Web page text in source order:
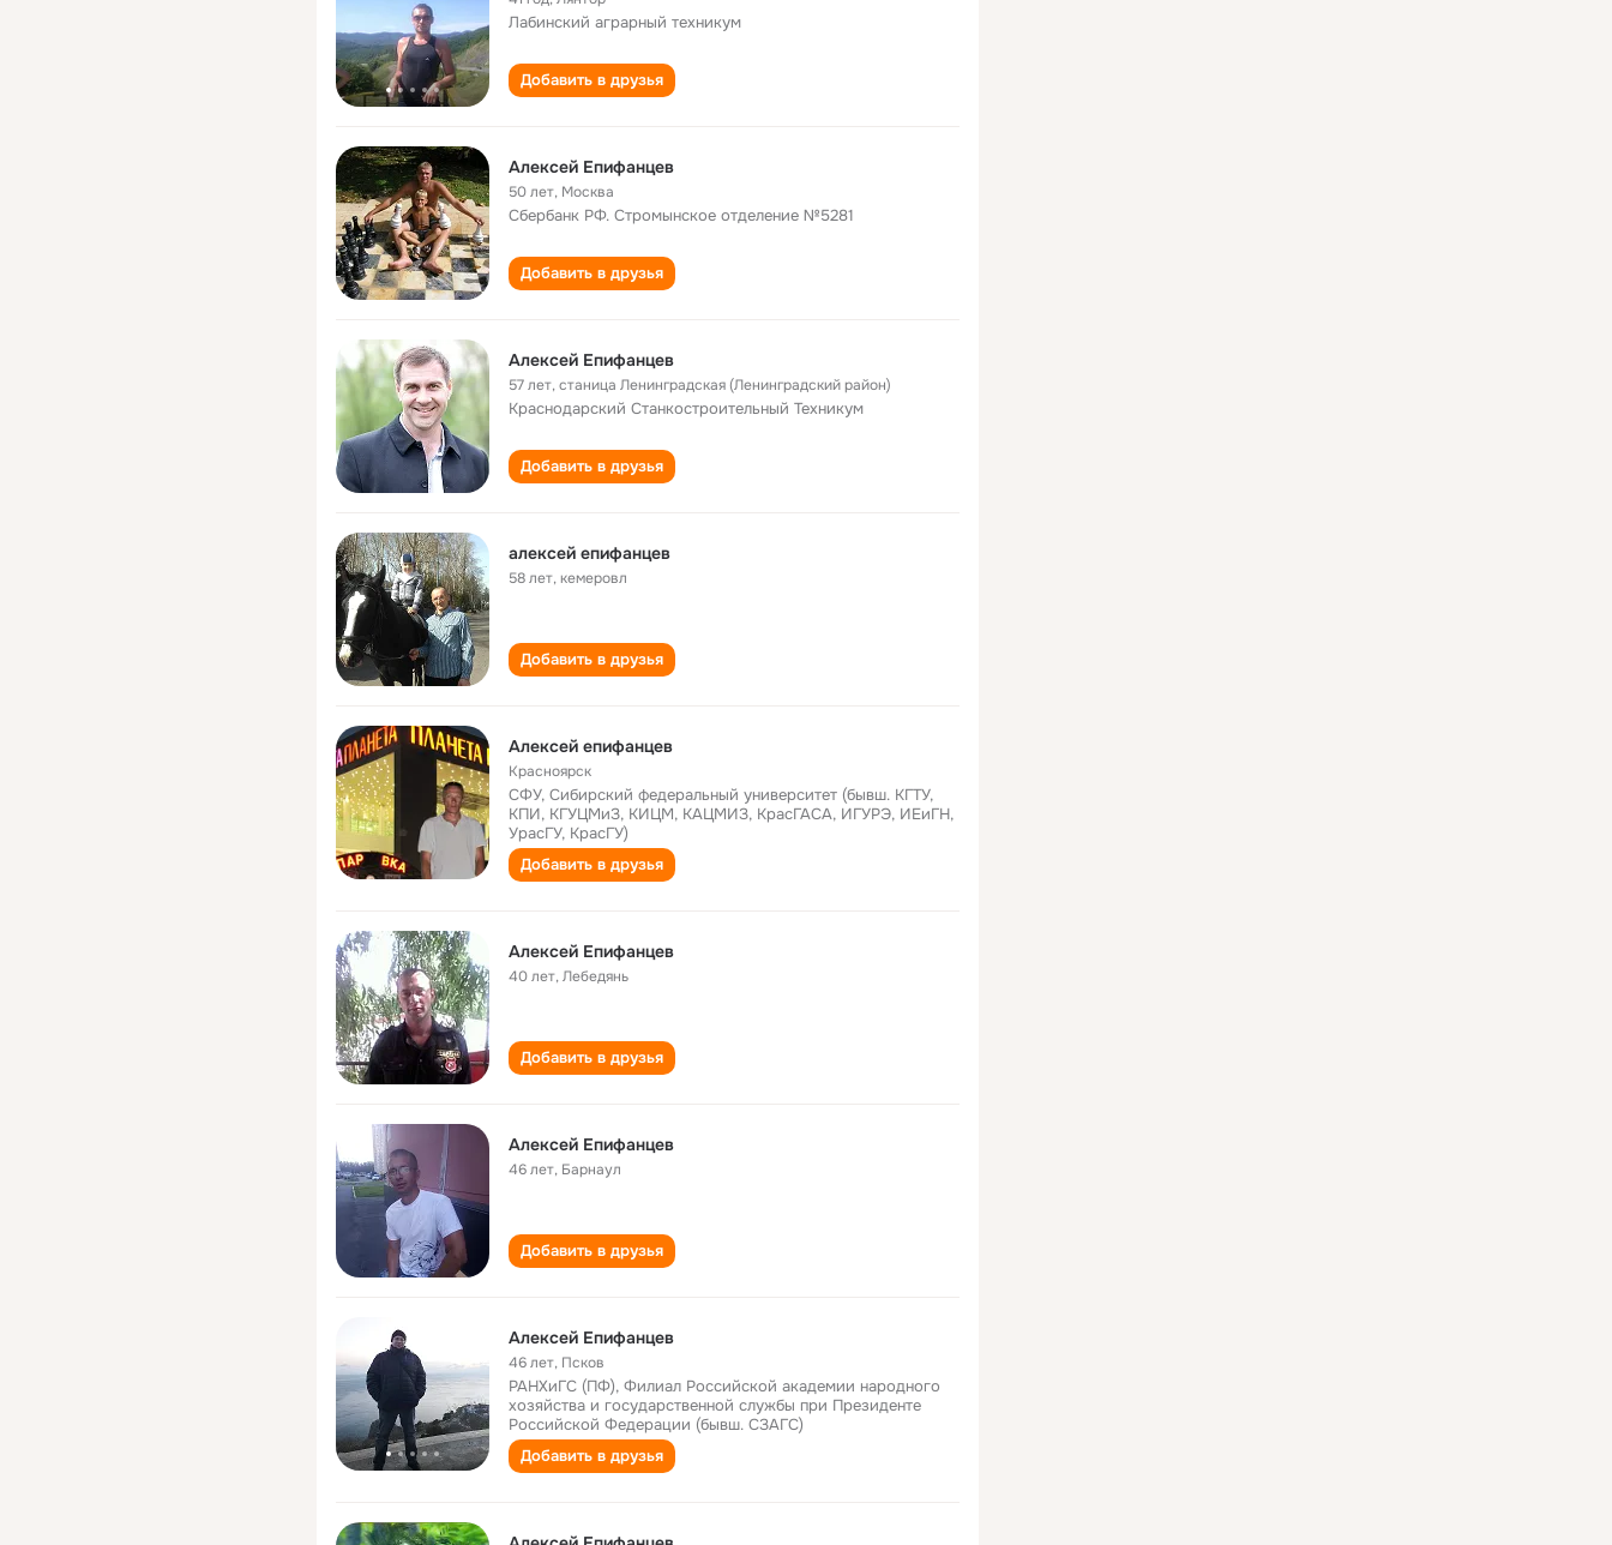
Лабинский аграрный техникум
Добавить в друзья
Алексей Епифанцев
50 лет, Москва
Сбербанк РФ. Стромынское отделение №5281
Добавить в друзья
Алексей Епифанцев
57 лет,станица Ленинградская (Ленинградский район)
Краснодарский Станкостроительный Техникум
Добавить в друзья
алексей епифанцев
58 лет,кемеровл
Добавить в друзья
Алексей епифанцев
Красноярск
СФУ, Сибирский федеральный университет (бывш. КГТУ,
КПИ, КГУЦМиЗ, КИЦМ, КАЦМИЗ, КрасГАСА, ИГУРЭ, ИЕиГН,
УрасГУ, КрасГУ)
Добавить в друзья
Алексей Епифанцев
40 лет,Лебедянь
Добавить в друзья
Алексей Епифанцев
46 лет, Барнаул
Добавить в друзья
Алексей Епифанцев
46 лет, Псков
РАНХиГС (ПФ), Филиал Российской академии народного
хозяйства и государственной службы при Президенте
Российской Федерации (бывш. СЗАГС)
Добавить в друзья